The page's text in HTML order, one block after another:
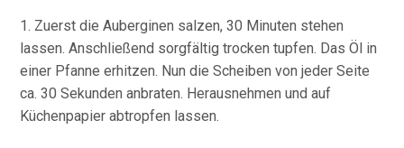
1. Zuerst die Auberginen salzen, 30 Minuten stehen
lassen. Anschließend sorgfältig trocken tupfen. Das Öl in
einer Pfanne erhitzen. Nun die Scheiben von jeder Seite
ca. 30 Sekunden anbraten. Herausnehmen und auf
Küchenpapier abtropfen lassen.